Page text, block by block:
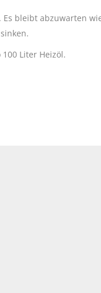
bleibt abzuwarten
Liter Heizöl.